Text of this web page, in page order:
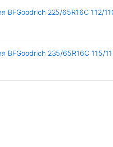
BFGoodrich 225/65R16C 112/
BFGoodrich 235/65R16C 115/